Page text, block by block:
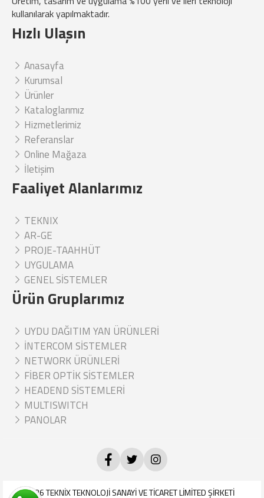
kullanılarak yapılmaktadır.
Hızlı Ulaşın
Anasayfa
Kurumsal
Ürünler
Kataloglarımız
Hizmetlerimiz
Referanslar
Online Mağaza
İletişim
Faaliyet Alanlarımız
TEKNIX
AR-GE
PROJE-TAAHHÜT
UYGULAMA
GENEL SİSTEMLER
Ürün Gruplarımız
UYDU DAĞITIM YAN ÜRÜNLERİ
İNTERCOM SİSTEMLER
NETWORK ÜRÜNLERİ
FİBER OPTİK SİSTEMLER
HEADEND SİSTEMLERİ
MULTISWITCH
PANOLAR
© 2026TEKNİX TEKNOLOJİ SANAYİ VE TİCARET LİMİTED ŞİRKETİ